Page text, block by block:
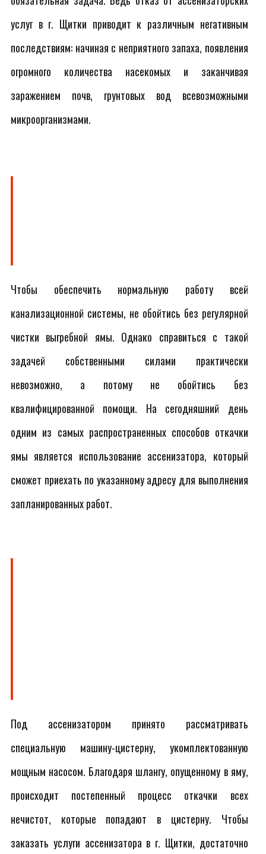
услуг в г. Щитки приводит к различным негативным
последствиям: начиная с неприятного запаха, появления
огромного количества насекомых и заканчивая
заражением почв, грунтовых вод всевозможными
микроорганизмами.
Чтобы обеспечить нормальную работу всей
канализационной системы, не обойтись без регулярной
чистки выгребной ямы. Однако справиться с такой
задачей собственными силами практически
невозможно, а потому не обойтись без
квалифицированной помощи. На сегодняшний день
одним из самых распространенных способов откачки
ямы является использование ассенизатора, который
сможет приехать по указанному адресу для выполнения
запланированных работ.
Под ассенизатором принято рассматривать
специальную машину-цистерну, укомплектованную
мощным насосом. Благодаря шлангу, опущенному в яму,
происходит постепенный процесс откачки всех
нечистот, которые попадают в цистерну. Чтобы
заказать услуги ассенизатора в г. Щитки, достаточно